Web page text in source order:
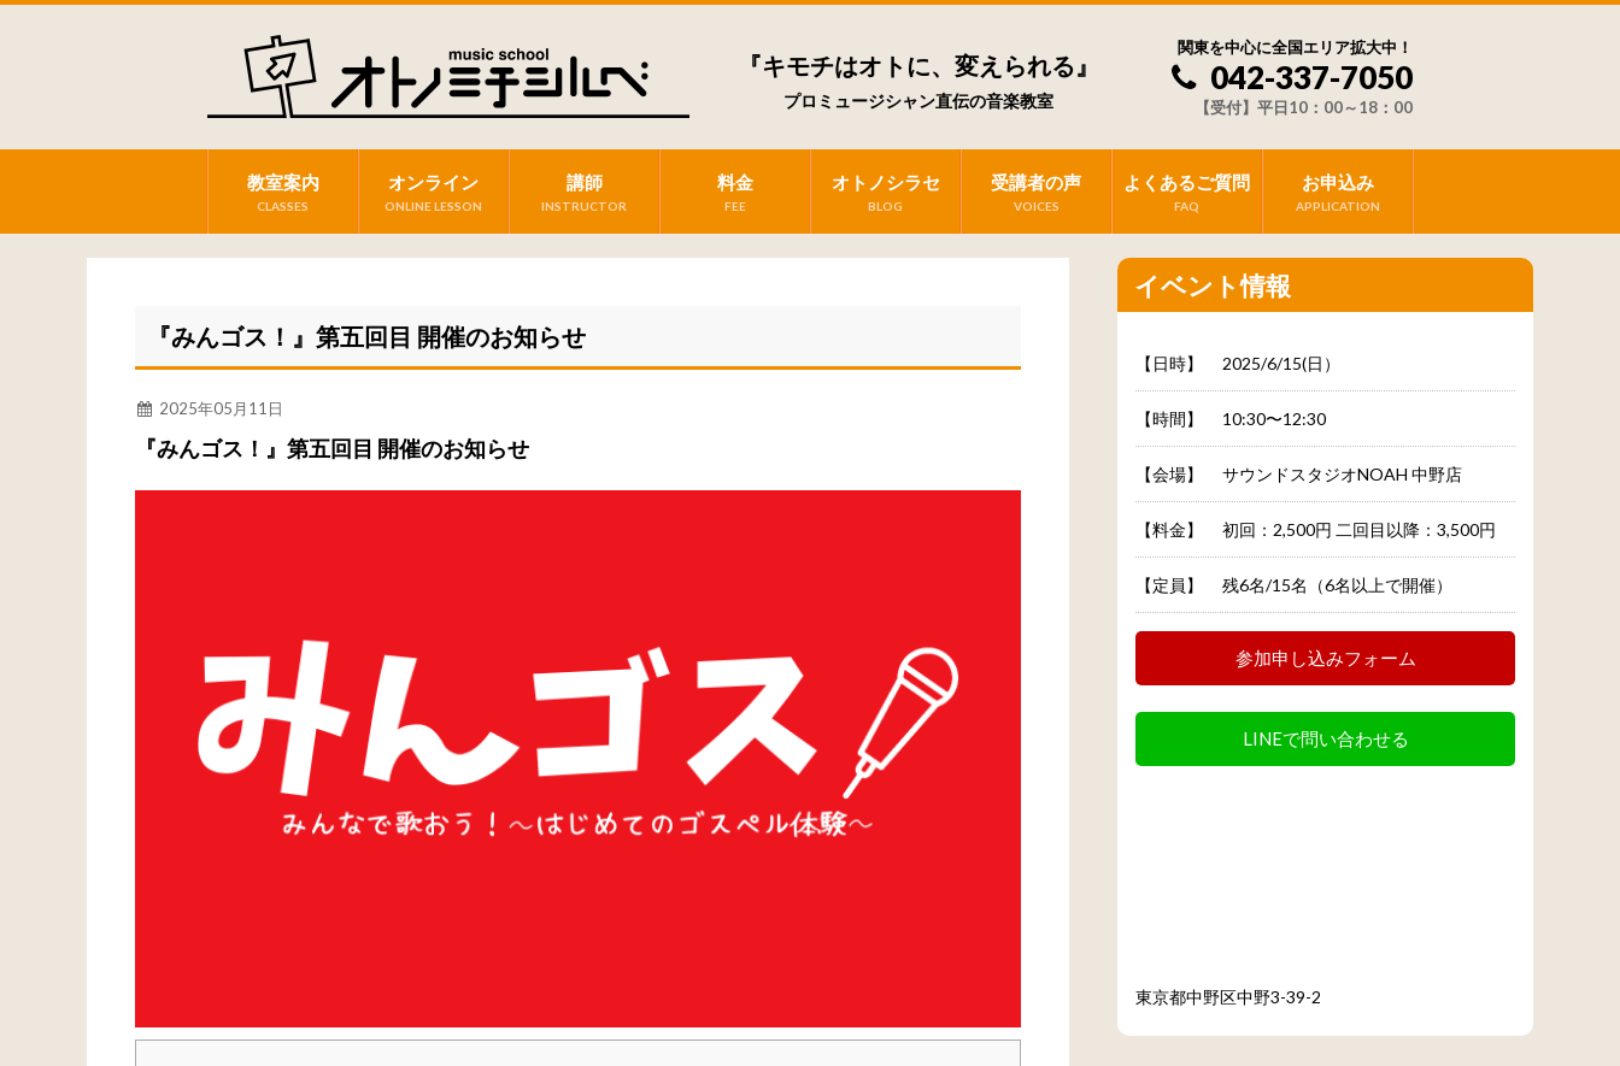
『キモチはオトに、変えられる』
プロミュージシャン直伝の音楽教室
関東を中心に全国エリア拡大中！
042-337-7050
【受付】平日10：00～18：00
教室案内
CLASSES
オンライン
ONLINE LESSON
講師
INSTRUCTOR
料金
FEE
オトノシラセ
BLOG
受講者の声
VOICES
よくあるご質問
FAQ
お申込み
APPLICATION
『みんゴス！』第五回目 開催のお知らせ
2025年05月11日
『みんゴス！』第五回目 開催のお知らせ
イベント情報
【日時】 2025/6/15(日）
【時間】 10:30〜12:30
【会場】 サウンドスタジオNOAH 中野店
【料金】 初回：2,500円 二回目以降：3,500円
【定員】 残6名/15名（6名以上で開催）
参加申し込みフォーム
LINEで問い合わせる
東京都中野区中野3-39-2